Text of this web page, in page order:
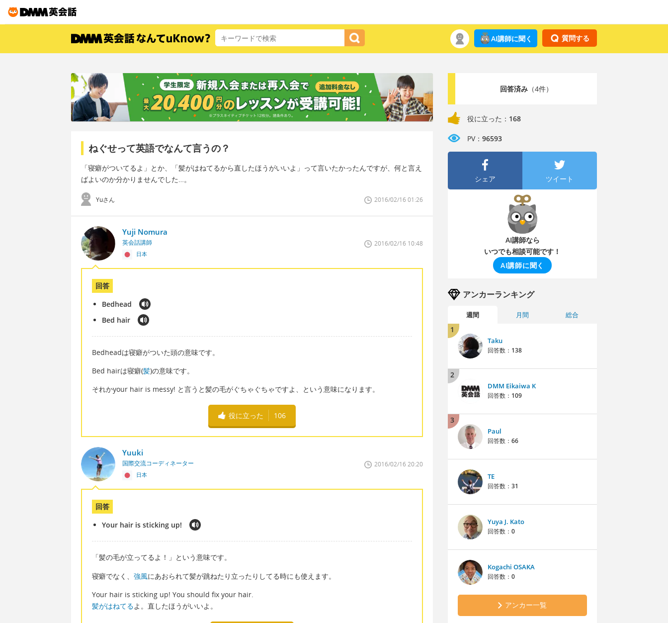
質問する
AI講師に聞く
ねぐせって英語でなんて言うの？
「寝癖がついてるよ」とか、「髪がはねてるから直したほうがいいよ」って言いたかったんですが、何と言え
ばよいのか分かりませんでした…。
Yuさん 2016/02/16 01:26
Yuji Nomura
英会話講師
日本
2016/02/16 10:48
回答
Bedhead
Bed hair
Bedheadは寝癖がついた頭の意味です。
Bed hairは寝癖(髪)の意味です。
それかyour hair is messy! と言うと髪の毛がぐちゃぐちゃですよ、という意味になります。
役に立った 106
Yuuki
国際交流コーディネーター
日本
2016/02/16 20:20
回答
Your hair is sticking up!
「髪の毛が立ってるよ！」という意味です。
寝癖でなく、 強風にあおられて髪が跳ねたり立ったりしてる時にも使えます。
Your hair is sticking up! You should fix your hair.
髪がはねてるよ。直したほうがいいよ。
回答済み（4件）
役に立った： 168
PV： 96593
シェア ツイート
AI講師なら
いつでも相談可能です！
AI講師に聞く
アンカーランキング
週間 月間 総合
1
Taku
回答数： 138
2
DMM Eikaiwa K
回答数： 109
3
Paul
回答数： 66
TE
回答数： 31
Yuya J. Kato
回答数： 0
Kogachi OSAKA
回答数： 0
アンカー一覧